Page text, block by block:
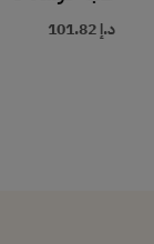
د.إ